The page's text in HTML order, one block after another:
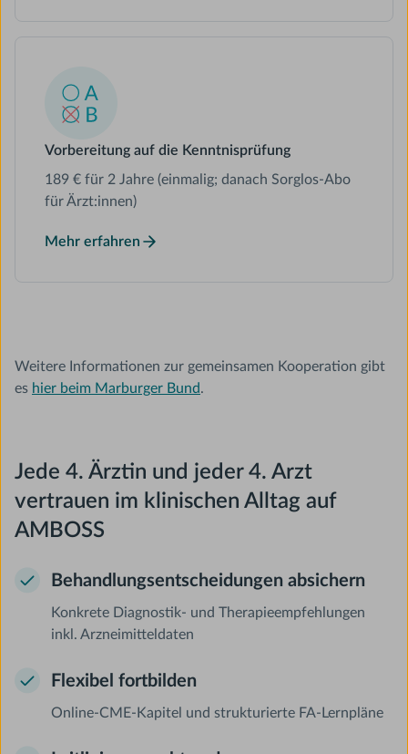
Vorbereitung auf die Kenntnisprüfung
189 € für 2 Jahre (einmalig; danach Sorglos-Abo
für Ärzt:innen)
Mehr erfahren
Weitere Informationen zur gemeinsamen Kooperation gibt
es hier beim Marburger Bund.
Jede 4. Ärztin und jeder 4. Arzt
vertrauen im klinischen Alltag auf
AMBOSS
Behandlungsentscheidungen absichern
Konkrete Diagnostik- und Therapieempfehlungen
inkl. Arzneimitteldaten
Flexibel fortbilden
Online-CME-Kapitel und strukturierte FA-Lernpläne